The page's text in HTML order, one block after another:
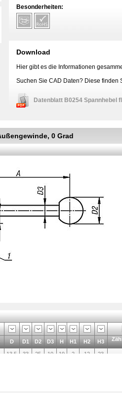
Besonderheiten:
Download
Hier gibt es die Informationen
Suchen Sie CAD Daten? Diese finden
Datenblatt B0254 Spannhebel
0 Grad
D D1 D2 D3 H H1 H2 H3
13,5 33 25 10 19 2 12 23